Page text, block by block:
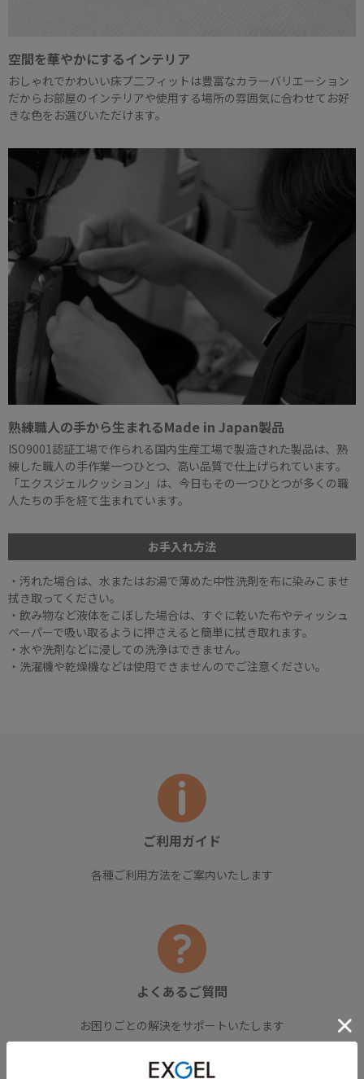
ご利用ガイド
各種ご利用方法をご案内いたします
よくあるご質問
お困りごとの解決をサポートいたします
空間を華やかにするインテリア
おしゃれでかわいい床プ二フィットは豊富なカラーバリエーション
だからお部屋のインテリアや使用する場所の雰囲気に合わせてお好
きな色をお選びいただけます。
熟練職人の手から生まれるMade in Japan製品
ISO9001認証工場で作られる国内生産工場で製造された製品は、熟
練した職人の手作業一つひとつ、高い品質で仕上げられています。
「エクスジェルクッション」は、今日もその一つひとつが多くの職
人たちの手を経て生まれています。
お手入れ方法
・汚れた場合は、水またはお湯で薄めた中性洗剤を布に染みこませ
拭き取ってください。
・飲み物など液体をこぼした場合は、すぐに乾いた布やティッシュ
ペーパーで吸い取るように押さえると簡単に拭き取れます。
・水や洗剤などに浸しての洗浄はできません。
・洗濯機や乾燥機などは使用できませんのでご注意ください。